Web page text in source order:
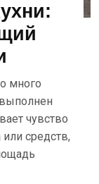
много
чувство
средств,